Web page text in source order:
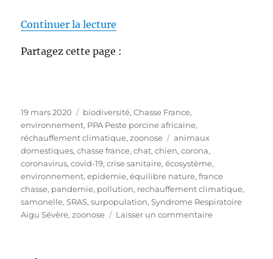
Continuer la lecture
Partagez cette page :
P
u
b
l
i
é
l
e
19 mars 2020
C
a
t
é
g
o
r
i
e
biodiversité,Chasse France,
environnement, PPA Peste porcine africaine,
réchauffement climatique,zoonose
É
t
i
q
u
e
t
animaux
domestiques,chasse france,chat,chien,corona,
coronavirus,covid-19,crise sanitaire,écosystème,
environnement,epidemie,équilibre nature,france
chasse, pandemie, pollution, rechauffement climatique,
samonelle,SRAS,surpopulation,Syndrome Respiratoire
Aigu Sévère,zoonose Laisser un commentaires